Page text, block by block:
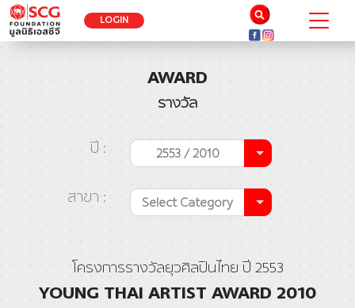
LOGIN
AWARD
รางวัล
ปี : 2553 / 2010
สาขา : Select Category
โครงการรางวัลยุวศิลปินไทย ปี 2553
YOUNG THAI ARTIST AWARD 2010